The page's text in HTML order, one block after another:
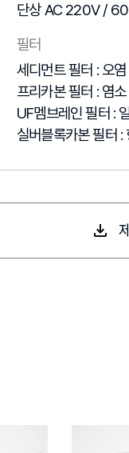
단상 AC 220V /
필터
세디먼트 필터 : 오
프리카본 필터 : 염
UF멤브레인 필터 :
실버블록카본 필터 :